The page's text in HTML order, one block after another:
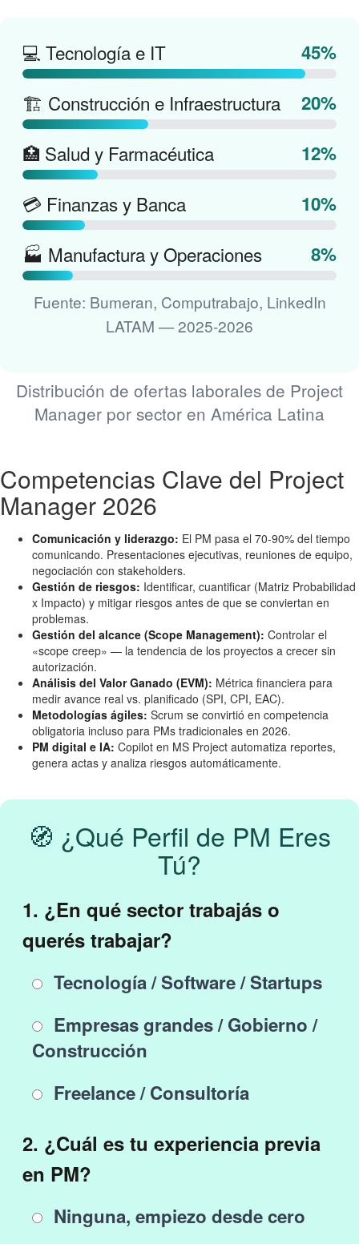
💻 Tecnología e IT
45%
🏗️ Construcción e Infraestructura
20%
🏥 Salud y Farmacéutica
12%
💳 Finanzas y Banca
10%
🏭 Manufactura y Operaciones
8%
Fuente: Bumeran, Computrabajo, LinkedIn
LATAM — 2025-2026
Distribución de ofertas laborales de Project
Manager por sector en América Latina
Competencias Clave del Project
Manager 2026
Comunicación y liderazgo: El PM pasa el 70-90% del tiempo
comunicando. Presentaciones ejecutivas, reuniones de equipo,
negociación con stakeholders.
Gestión de riesgos: Identificar, cuantificar (Matriz Probabilidad
x Impacto) y mitigar riesgos antes de que se conviertan en
problemas.
Gestión del alcance (Scope Management): Controlar el
«scope creep» — la tendencia de los proyectos a crecer sin
autorización.
Análisis del Valor Ganado (EVM): Métrica financiera para
medir avance real vs. planificado (SPI, CPI, EAC).
Metodologías ágiles: Scrum se convirtió en competencia
obligatoria incluso para PMs tradicionales en 2026.
PM digital e IA: Copilot en MS Project automatiza reportes,
genera actas y analiza riesgos automáticamente.
🧭 ¿Qué Perfil de PM Eres
Tú?
1. ¿En qué sector trabajás o
querés trabajar?
Tecnología / Software / Startups
Empresas grandes / Gobierno /
Construcción
Freelance / Consultoría
2. ¿Cuál es tu experiencia previa
en PM?
Ninguna, empiezo desde cero